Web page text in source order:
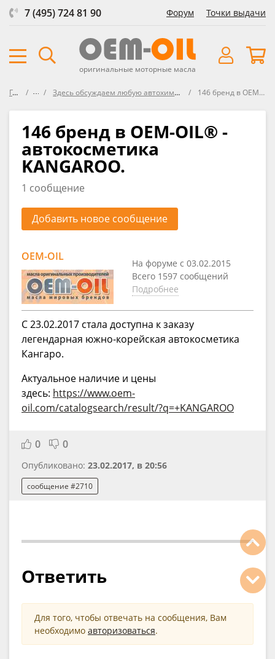
7 (495) 724 81 90 Форум Точки выдачи
оригинальные моторные масла
Главная ФорумЗдесь обсуждаем любую автохимию, средства защиты, представленнуе в ОЕМ-OIL и не только 146 бренд в ОЕМ-OIL® - автокосметика KANGAROO.
146 бренд в ОЕМ-OIL® -
автокосметика
KANGAROO.
1 сообщение
Добавить новое сообщение
OEM-OIL
На форуме с 03.02.2015
Всего 1597 сообщений
Подробнее
С 23.02.2017 стала доступна к заказу
легендарная южно-корейская автокосметика
Кангаро.
Актуальное наличие и цены
здесь: https://www.oem-
oil.com/catalogsearch/result/?q=+KANGAROO
0 0
Опубликовано: 23.02.2017, в 20:56
сообщение #2710
Ответить
Для того, чтобы отвечать на сообщения, Вам
необходимо авторизоваться.